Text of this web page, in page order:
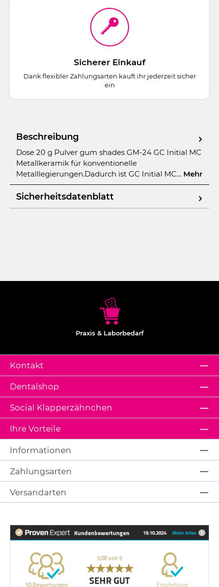
Sicherer Einkauf
Dank flexibler Zahlungsarten kauft ihr jederzeit sicher
ein
Beschreibung
Dose 20 g Pulver gum shades GM-24 GC Initial MC
Metallkeramik für konventionelle
Metalllegierungen.Dadurch ist GC Initial MC… Mehr
Sicherheitsdatenblatt
Praxis & Laborbedarf
Kontakt
Dentalshop
Ihre Vorteile
Social Klapperzähnchen
Informationen
Zahlungsarten
Versandarten